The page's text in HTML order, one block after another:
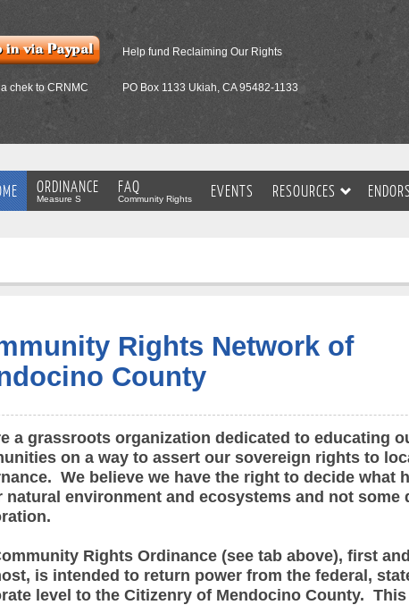
Help fund Reclaiming Our Rights
chek to CRNMC PO Box 1133 Ukiah, CA 95482-1133
ORDINANCE
Measure S
FAQ
Community Rights EVENTS RESOURCES
Rights Network of
County
a grassroots organization dedicated to educating
on a way to assert our sovereign rights to
We believe we have the right to decide what
natural environment and ecosystems and not some
Rights Ordinance (see tab above), first and
is intended to return power from the federal,
level to the Citizenry of Mendocino County. This